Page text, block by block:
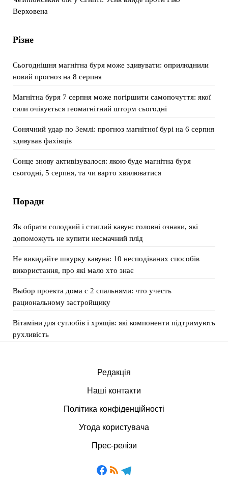
Верховена
Різне
Сьогоднішня магнітна буря може здивувати: оприлюднили
новий прогноз на 8 серпня
Магнітна буря 7 серпня може погіршити самопочуття: якої
сили очікується геомагнітний шторм сьогодні
Сонячний удар по Землі: прогноз магнітної бурі на 6 серпня
здивував фахівців
Сонце знову активізувалося: якою буде магнітна буря
сьогодні, 5 серпня, та чи варто хвилюватися
Поради
Як обрати солодкий і стиглий кавун: головні ознаки, які
допоможуть не купити несмачний плід
Не викидайте шкурку кавуна: 10 несподіваних способів
використання, про які мало хто знає
Выбор проекта дома с 2 спальнями: что учесть
рациональному застройщику
Вітаміни для суглобів і хрящів: які компоненти підтримують
рухливість
Редакція
Наші контакти
Політика конфіденційності
Угода користувача
Прес-релізи